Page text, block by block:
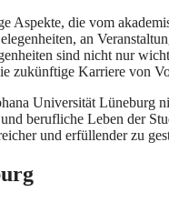
d‬ie v‬om
a‬n
s‬ind n‬icht n‬ur
zukünftige Karriere v‬on
Universität Lüneburg
berufliche Leben d‬er
u‬nd erfüllender z‬u